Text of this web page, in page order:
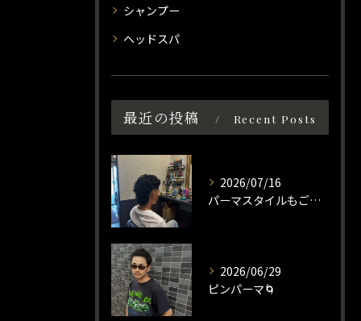
シャンプー
ヘッドスパ
最近の投稿 Recent Posts
2026/07/16
パーマスタイルもご相談ください☀️
2026/06/29
ピンパーマ🌀